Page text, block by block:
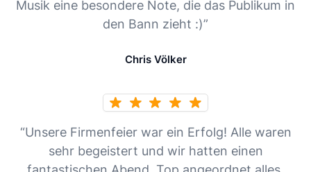
Musik eine besondere Note, die das Publikum in
den Bann zieht :)”
Chris Völker
“Unsere Firmenfeier war ein Erfolg! Alle waren
sehr begeistert und wir hatten einen